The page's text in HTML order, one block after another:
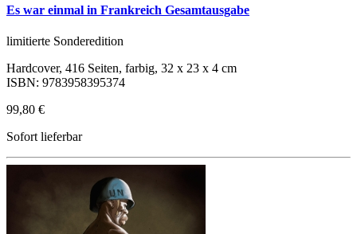
Es war einmal in Frankreich Gesamtausgabe
limitierte Sonderedition
Hardcover, 416 Seiten, farbig, 32 x 23 x 4 cm
ISBN: 9783958395374
99,80 €
Sofort lieferbar